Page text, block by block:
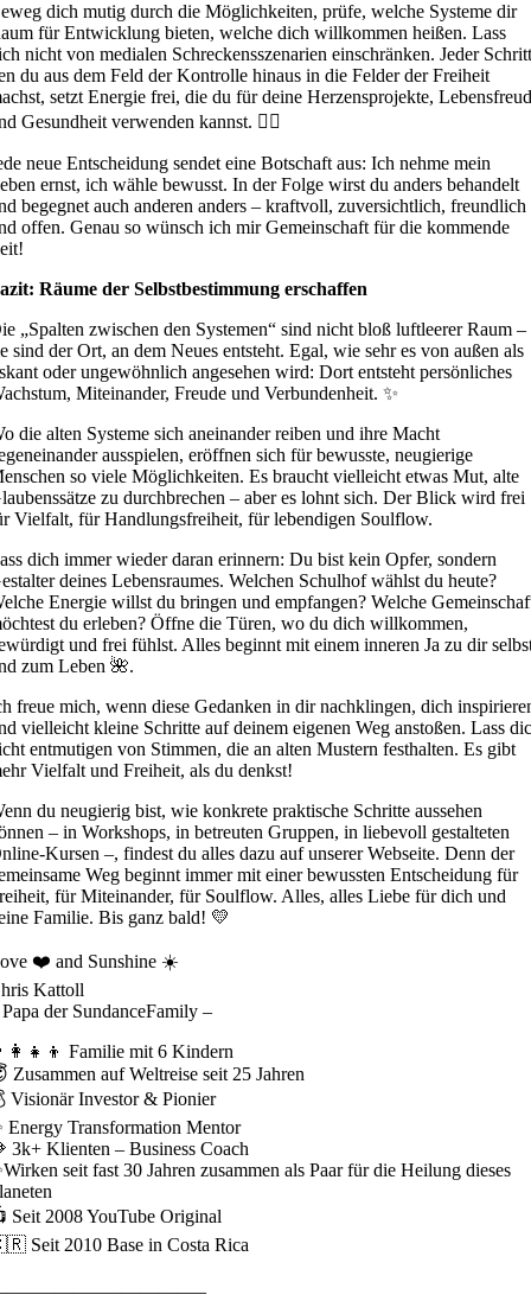
dich mutig durch die Möglichkeiten, prüfe, welche Systeme dir
für Entwicklung bieten, welche dich willkommen heißen. Lass
nicht von medialen Schreckensszenarien einschränken. Jeder
du aus dem Feld der Kontrolle hinaus in die Felder der Freiheit
setzt Energie frei, die du für deine Herzensprojekte,
Gesundheit verwenden kannst. 🤸‍♀️
neue Entscheidung sendet eine Botschaft aus: Ich nehme mein
ernst, ich wähle bewusst. In der Folge wirst du anders behandelt
begegnet auch anderen anders – kraftvoll, zuversichtlich, freundlich
offen. Genau so wünsch ich mir Gemeinschaft für die kommende
Räume der Selbstbestimmung erschaffen
„Spalten zwischen den Systemen“ sind nicht bloß luftleerer Raum –
sind der Ort, an dem Neues entsteht. Egal, wie sehr es von außen als
oder ungewöhnlich angesehen wird: Dort entsteht persönliches
Miteinander, Freude und Verbundenheit. ✨
die alten Systeme sich aneinander reiben und ihre Macht
ausspielen, eröffnen sich für bewusste, neugierige
so viele Möglichkeiten. Es braucht vielleicht etwas Mut, alte
zu durchbrechen – aber es lohnt sich. Der Blick wird frei
Vielfalt, für Handlungsfreiheit, für lebendigen Soulflow.
dich immer wieder daran erinnern: Du bist kein Opfer, sondern
deines Lebensraumes. Welchen Schulhof wählst du heute?
Energie willst du bringen und empfangen? Welche
du erleben? Öffne die Türen, wo du dich willkommen,
und frei fühlst. Alles beginnt mit einem inneren Ja zu dir
zum Leben 🌺.
freue mich, wenn diese Gedanken in dir nachklingen, dich
vielleicht kleine Schritte auf deinem eigenen Weg anstoßen. Lass
entmutigen von Stimmen, die an alten Mustern festhalten. Es gibt
Vielfalt und Freiheit, als du denkst!
du neugierig bist, wie konkrete praktische Schritte aussehen
– in Workshops, in betreuten Gruppen, in liebevoll gestalteten
Kursen –, findest du alles dazu auf unserer Webseite. Denn der
Weg beginnt immer mit einer bewussten Entscheidung für
für Miteinander, für Soulflow. Alles, alles Liebe für dich und
Familie. Bis ganz bald! 💛
❤️ and Sunshine ☀️
Kattoll
der SundanceFamily –
Familie mit 6 Kindern
Zusammen auf Weltreise seit 25 Jahren
Visionär Investor & Pionier
Energy Transformation Mentor
3k+ Klienten – Business Coach
seit fast 30 Jahren zusammen als Paar für die Heilung dieses
Seit 2008 YouTube Original
Seit 2010 Base in Costa Rica